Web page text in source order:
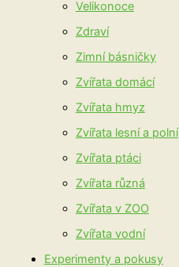
Velikonoce
Zdraví
Zimní básničky
Zvířata domácí
Zvířata hmyz
Zvířata lesní a polní
Zvířata ptáci
Zvířata různá
Zvířata v ZOO
Zvířata vodní
Experimenty a pokusy